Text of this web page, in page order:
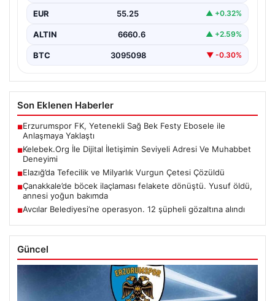
EUR 55.25 ▲ +0.32%
ALTIN 6660.6 ▲ +2.59%
BTC 3095098 ▼ -0.30%
Son Eklenen Haberler
■Erzurumspor FK, Yetenekli Sağ Bek Festy Ebosele ile
Anlaşmaya Yaklaştı
■Kelebek.Org İle Dijital İletişimin Seviyeli Adresi Ve Muhabbet
Deneyimi
■Elazığ’da Tefecilik ve Milyarlık Vurgun Çetesi Çözüldü
■Çanakkale’de böcek ilaçlaması felakete dönüştü. Yusuf öldü,
annesi yoğun bakımda
■Avcılar Belediyesi’ne operasyon. 12 şüpheli gözaltına alındı
Güncel